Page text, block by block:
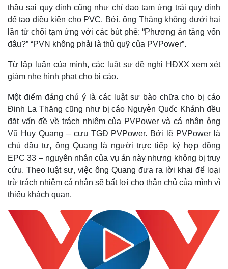
Hồ sơ
E-Magazine
Infographic
thầu sai quy định cũng như chỉ đạo tạm ứng trái quy định
để tạo điều kiện cho PVC. Bởi, ông Thăng không dưới hai
lần từ chối tạm ứng với các bút phê: “Phương án tăng vốn
đâu?” “PVN không phải là thủ quỹ của PVPower”.
Từ lập luận của mình, các luật sư đề nghị HĐXX xem xét
giảm nhẹ hình phạt cho bị cáo.
Một điểm đáng chú ý là các luật sư bào chữa cho bị cáo
Đinh La Thăng cũng như bị cáo Nguyễn Quốc Khánh đều
đặt vấn đề về trách nhiệm của PVPower và cá nhân ông
Vũ Huy Quang – cựu TGĐ PVPower. Bởi lẽ PVPower là
chủ đầu tư, ông Quang là người trực tiếp ký hợp đồng
EPC 33 – nguyên nhân của vụ án này nhưng không bị truy
cứu. Theo luật sư, việc ông Quang đưa ra lời khai để loại
trừ trách nhiệm cá nhân sẽ bất lợi cho thân chủ của mình vì
thiếu khách quan.